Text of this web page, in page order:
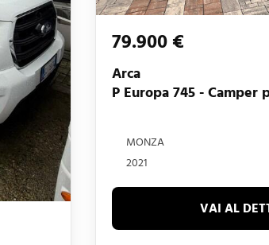
79.900 €
Arca
P Europa 745 - Camper
MONZA
2021
VAI AL